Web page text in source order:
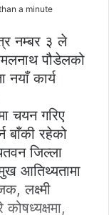
a minute
नम्बर ३ ले
पौडेलको
नयाँ कार्य
चयन गरिए
बाँकी रहेको
जिल्ला
आतिथ्यतामा
लक्ष्मी